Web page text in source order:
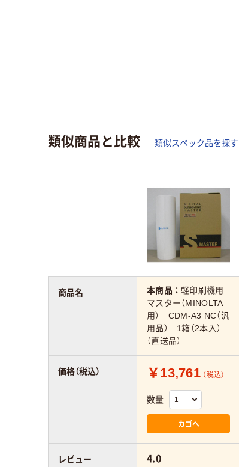
類似商品と比較 類似スペック品を探す
商品名 本商品：軽印刷機用
マスター（MINOLTA
用） CDM-A3 NC（汎
用品） 1箱（2本入）
（直送品）
価格（税込） ￥13,761 （税込）
数量
カゴへ
レビュー 4.0